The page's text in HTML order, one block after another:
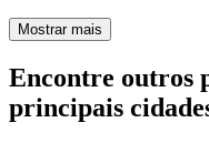
Mostrar mais
Encontre outros
principais